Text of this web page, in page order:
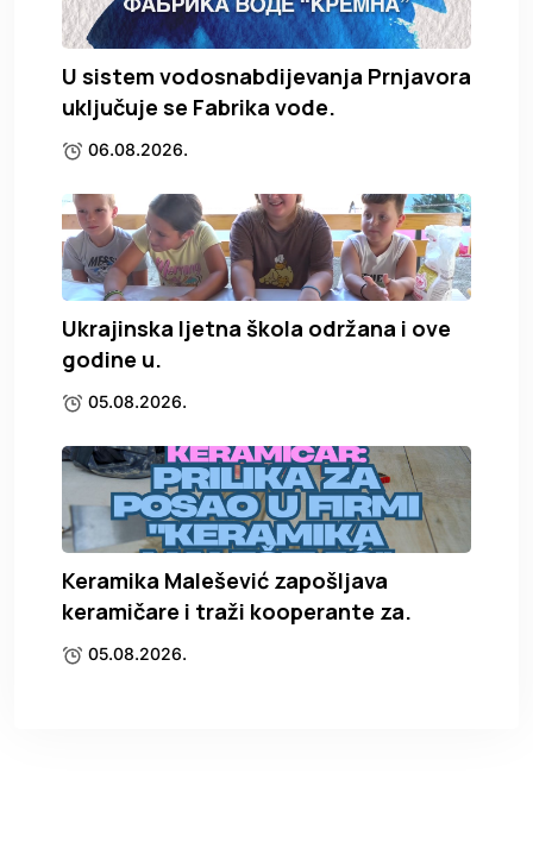
U sistem vodosnabdijevanja Prnjavora
uključuje se Fabrika vode.
06.08.2026.
Ukrajinska ljetna škola održana i ove
godine u.
05.08.2026.
Keramika Malešević zapošljava
keramičare i traži kooperante za.
05.08.2026.